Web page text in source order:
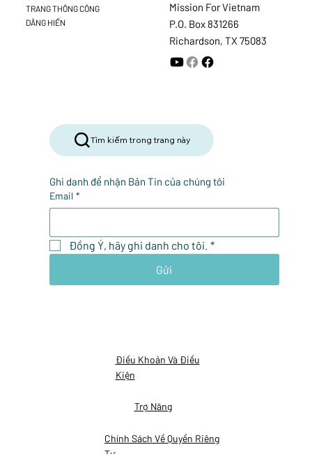
Điều Khoản Và Điều
Kiện
Trợ Năng
Chính Sách Về Quyền Riêng
Tìm kiếm trong trang này
Ghi danh để nhận Bản Tin của chúng tôi
Email *
Đồng Ý, hãy ghi danh cho tôi. *
Gửi
Mission For Vietnam
P.O. Box 831266
Richardson, TX 75083
TRANG THÔNG CÔNG
DÂNG HIẾN